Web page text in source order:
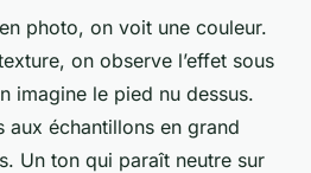
photo, on voit une couleur.
on observe l’effet sous
imagine le pied nu dessus.
aux échantillons en grand
Un ton qui paraît neutre sur